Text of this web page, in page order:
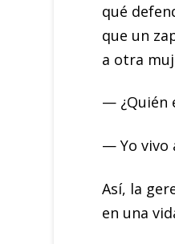
qué
que un
a otra
— ¿Quién
— Yo vivo
Así, la
en una